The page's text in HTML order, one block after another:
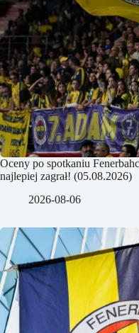
Oceny po spotkaniu
najlepiej zagrał! (05.08.2026)
2026-08-06